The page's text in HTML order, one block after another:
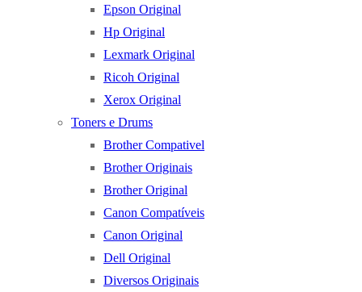
Epson Original
Hp Original
Lexmark Original
Ricoh Original
Xerox Original
Toners e Drums
Brother Compativel
Brother Originais
Brother Original
Canon Compatíveis
Canon Original
Dell Original
Diversos Originais